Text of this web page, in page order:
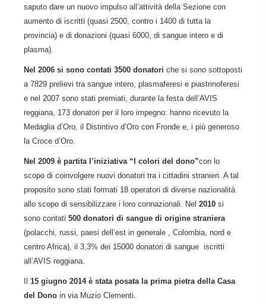
saputo dare un nuovo impulso all’attività della Sezione con
aumento di iscritti (quasi 2500, contro i 1400 di tutta la
provincia) e di donazioni (quasi 6000, di sangue intero e di
plasma).
Nel 2006 si sono contati 3500 donatori che si sono sottoposti
a 7829 prelievi tra sangue intero, plasmaferesi e piastrinoferesi
e nel 2007 sono stati premiati, durante la festa dell’AVIS
reggiana, 173 donatori per il loro impegno: hanno ricevuto la
Medaglia d’Oro, il Distintivo d’Oro con Fronde e, i più generoso
la Croce d’Oro.
Nel 2009 è partita l’iniziativa “I colori del dono”con lo
scopo di coinvolgere nuovi donatori tra i cittadini stranieri. A tal
proposito sono stati formati 18 operatori di diverse nazionalità
allo scopo di sensibilizzare i loro connazionali. Nel 2010 si
sono contati 500 donatori di sangue di origine straniera
(polacchi, russi, paesi dell’est in generale , Colombia, nord e
centro Africa), il 3,3% dei 15000 donatori di sangue iscritti
all’AVIS reggiana.
Il 15 giugno 2014 è stata posata la prima pietra della Casa
del Dono in via Muzio Clementi.